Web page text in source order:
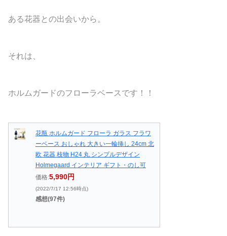
ある花器との出会いから。
それは、
ホルムガードのフローラベースです！！
花瓶 ホルムガード フローラ ガラス フラワ
ーベース おしゃれ 大きい一輪挿し 24cm 北
欧 花器 枝物 H24 丸 シンプルデザイン
Holmegaard インテリア ギフト・のし可
価格:5,990円
(2022/7/17 12:56時点)
感想(97件)